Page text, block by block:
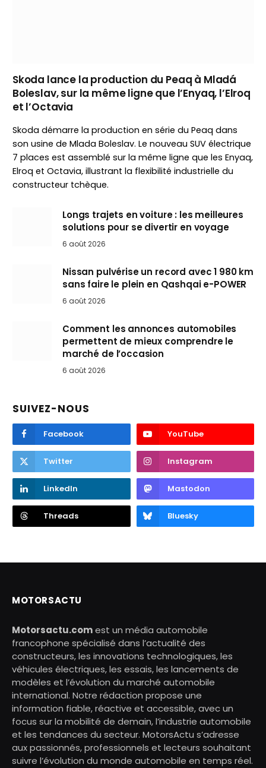
Skoda lance la production du Peaq à Mladá
Boleslav, sur la même ligne que l’Enyaq, l’Elroq
et l’Octavia
Skoda démarre la production en série du Peaq dans
son usine de Mlada Boleslav. Le nouveau SUV électrique
7 places est assemblé sur la même ligne que les Enyaq,
Elroq et Octavia, illustrant la flexibilité industrielle du
constructeur tchèque.
Longs trajets en voiture : les meilleures
solutions pour se divertir en voyage
6 août 2026
Nissan pulvérise un record avec 1 980 km
sans faire le plein en Qashqai e-POWER
6 août 2026
Comment les annonces automobiles
permettent de mieux comprendre le
marché de l’occasion
6 août 2026
SUIVEZ-NOUS
Facebook YouTube
Twitter Instagram
LinkedIn Mastodon
Threads Bluesky
MOTORSACTU
Motorsactu.comest un média automobile
francophone spécialisé dans l’actualité des
constructeurs, les innovations technologiques, les
véhicules électriques, les essais, les lancements de
modèles et l’évolution du marché automobile
international. Notre rédaction propose une
information fiable, réactive et accessible, avec un
focus sur la mobilité de demain, l’industrie automobile
et les tendances du secteur. MotorsActu s’adresse
aux passionnés, professionnels et lecteurs souhaitant
suivre l’évolution du monde automobile en temps réel.